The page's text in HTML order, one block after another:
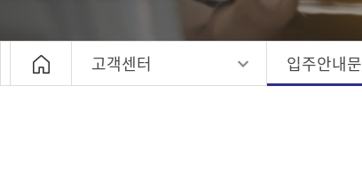
고객센터 입주안내문